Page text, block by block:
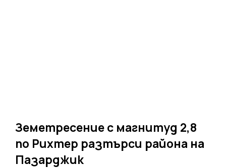
Земетресение с магнитуд 2,8
по Рихтер разтърси района на
Пазарджик